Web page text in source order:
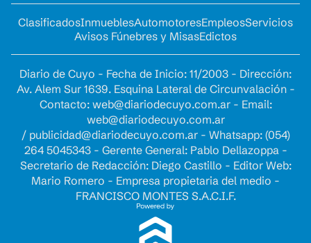
ClasificadosInmueblesAutomotoresEmpleosServicios
Avisos Fúnebres y MisasEdictos
Diario de Cuyo - Fecha de Inicio: 11/2003 - Dirección:
Av. Alem Sur 1639. Esquina Lateral de Circunvalación -
Contacto: web@diariodecuyo.com.ar- Email:
web@diariodecuyo.com.ar
/ publicidad@diariodecuyo.com.ar- Whatsapp: (054)
264 5045343 - Gerente General: Pablo Dellazoppa -
Secretario de Redacción: Diego Castillo - Editor Web:
Mario Romero - Empresa propietaria del medio -
FRANCISCO MONTES S.A.C.I.F.